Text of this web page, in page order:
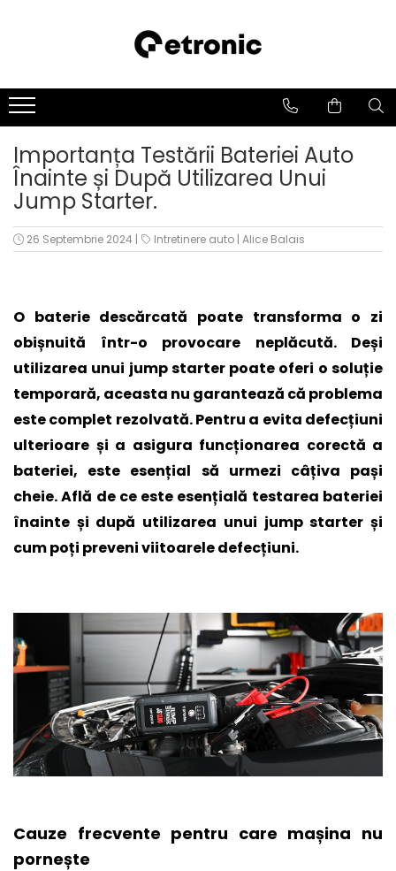
Importanța Testării Bateriei Auto
Înainte și După Utilizarea Unui
Jump Starter.
26 Septembrie 2024 | Intretinere auto | Alice Balais
O baterie descărcată poate transforma o zi
obișnuită într-o provocare neplăcută. Deși
utilizarea unui jump starter poate oferi o soluție
temporară, aceasta nu garantează că problema
este complet rezolvată. Pentru a evita defecțiuni
ulterioare și a asigura funcționarea corectă a
bateriei, este esențial să urmezi câțiva pași
cheie. Află de ce este esențială testarea bateriei
înainte și după utilizarea unui jump starter și
cum poți preveni viitoarele defecțiuni.
Cauze frecvente pentru care mașina nu
pornește